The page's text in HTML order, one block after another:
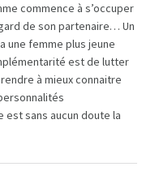
commence à s’occuper
de son partenaire… Un
une femme plus jeune
est de lutter
à mieux connaitre
sans aucun doute la